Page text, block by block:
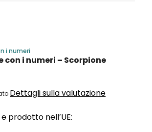
prodotto nell’UE:
i numeri
con i numeri – Scorpione
Dettagli sulla valutazione